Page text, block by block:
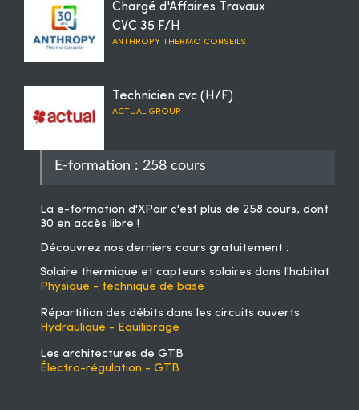
Chargé d'Affaires Travaux
CVC 35 F/H
ANTHROPY THERMO CONSEILS
Technicien cvc (H/F)
ACTUAL GROUP
E-formation : 258 cours
La e-formation d'XPair c'est plus de 258 cours, dont
30 en accès libre !
Découvrez nos derniers cours gratuitement :
Solaire thermique et capteurs solaires dans l'habitat
Physique - technique de base
Répartition des débits dans les circuits ouverts
Hydraulique - Equilibrage
Les architectures de GTB
Électro-régulation - GTB